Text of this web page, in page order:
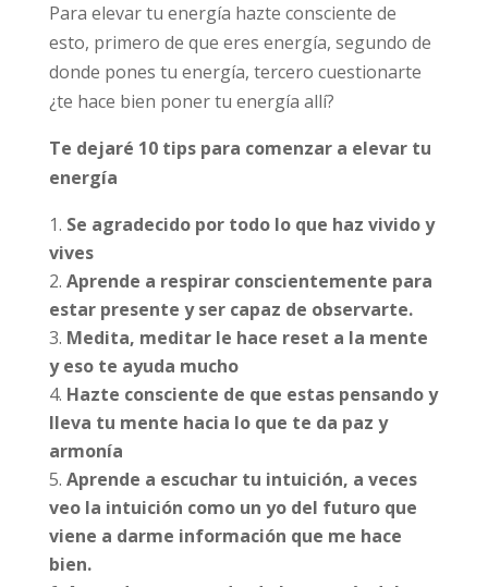
Para elevar tu energía hazte consciente de
esto, primero de que eres energía, segundo de
donde pones tu energía, tercero cuestionarte
¿te hace bien poner tu energía allí?
Te dejaré 10 tips para comenzar a elevar tu
energía
Se agradecido por todo lo que haz vivido y
vives
Aprende a respirar conscientemente para
estar presente y ser capaz de observarte.
Medita, meditar le hace reset a la mente
y eso te ayuda mucho
Hazte consciente de que estas pensando y
lleva tu mente hacia lo que te da paz y
armonía
Aprende a escuchar tu intuición, a veces
veo la intuición como un yo del futuro que
viene a darme información que me hace
bien.